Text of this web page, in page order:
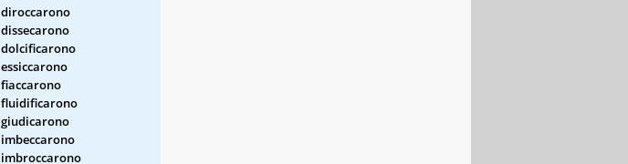
diroccarono
dissecarono
dolcificarono
essiccarono
fiaccarono
fluidificarono
giudicarono
imbeccarono
imbroccarono